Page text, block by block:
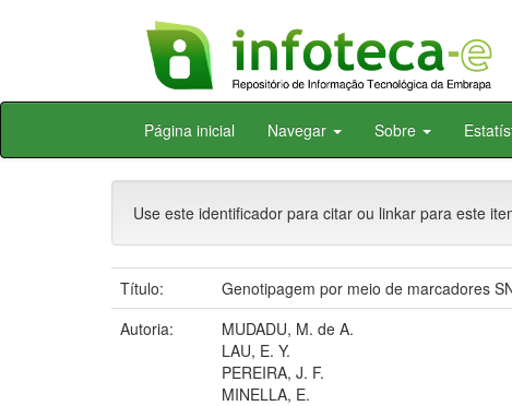
Skip
Página inicial Navegar Sobre
Use este identificador para citar ou linkar para este
Título:
Genotipagem por meio de marcadores
Autoria:
MUDADU, M. de A.
LAU, E. Y.
PEREIRA, J. F.
MINELLA, E.